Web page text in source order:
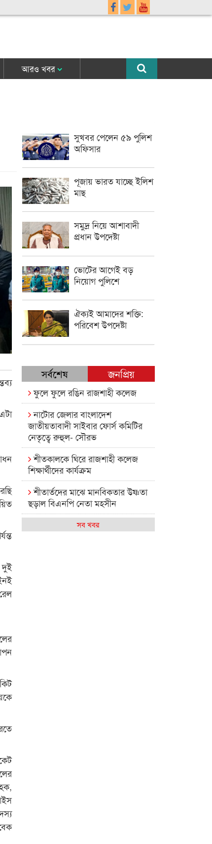
আরও খবর
সুখবর পেলেন ৫৯ পুলিশ
অফিসার
পূজায় ভারত যাচ্ছে ইলিশ
মাছ
সমুদ্র নিয়ে আশাবাদী
প্রধান উপদেষ্টা
ভোটের আগেই বড়
নিয়োগ পুলিশে
ঐক্যই আমাদের শক্তি:
পরিবেশ উপদেষ্টা
সর্বশেষ জনপ্রিয়
ফুলে ফুলে রঙিন রাজশাহী কলেজ
নাটোর জেলার বাংলাদেশ
জাতীয়তাবাদী সাইবার ফোর্স কমিটির
নেতৃত্বে রুহুল- সৌরভ
শীতকালকে ঘিরে রাজশাহী কলেজ
শিক্ষার্থীদের কার্যক্রম
শীতার্তদের মাঝে মানবিকতার উষ্ণতা
ছড়াল বিএনপি নেতা মহসীন
রাজশাহী কলেজের মিষ্টি বিকেল
সব খবর